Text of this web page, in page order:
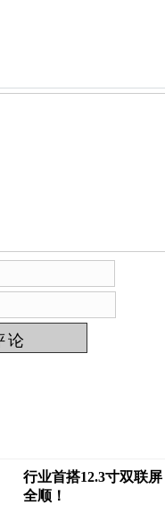
行业首搭12.3寸双联
全顺！